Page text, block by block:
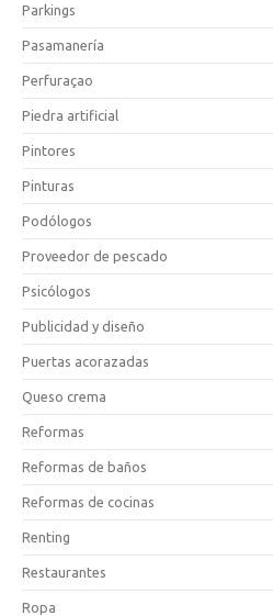
Parkings
Pasamanería
Perfuraçao
Piedra artificial
Pintores
Pinturas
Podólogos
Proveedor de pescado
Psicólogos
Publicidad y diseño
Puertas acorazadas
Queso crema
Reformas
Reformas de baños
Reformas de cocinas
Renting
Restaurantes
Ropa